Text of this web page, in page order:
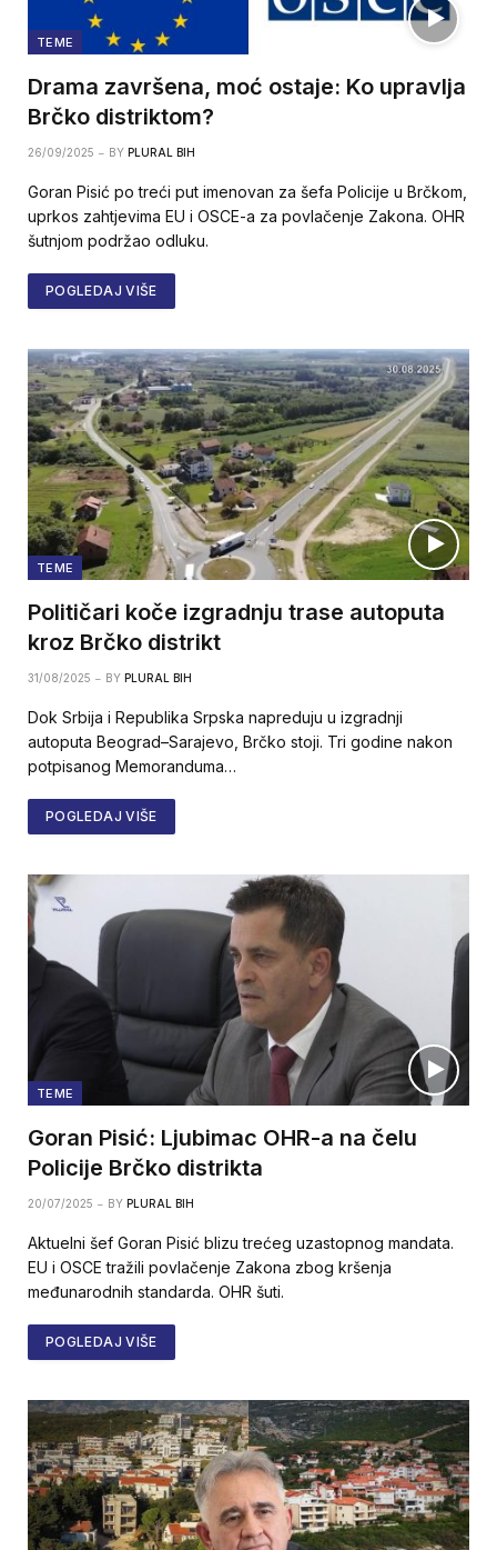
TEME
Drama završena, moć ostaje: Ko upravlja
Brčko distriktom?
26/09/2025 BY PLURAL BIH
Goran Pisić po treći put imenovan za šefa Policije u Brčkom,
uprkos zahtjevima EU i OSCE-a za povlačenje Zakona. OHR
šutnjom podržao odluku.
POGLEDAJ VIŠE
TEME
Političari koče izgradnju trase autoputa
kroz Brčko distrikt
31/08/2025 BY PLURAL BIH
Dok Srbija i Republika Srpska napreduju u izgradnji
autoputa Beograd–Sarajevo, Brčko stoji. Tri godine nakon
potpisanog Memoranduma…
POGLEDAJ VIŠE
TEME
Goran Pisić: Ljubimac OHR-a na čelu
Policije Brčko distrikta
20/07/2025 BY PLURAL BIH
Aktuelni šef Goran Pisić blizu trećeg uzastopnog mandata.
EU i OSCE tražili povlačenje Zakona zbog kršenja
međunarodnih standarda. OHR šuti.
POGLEDAJ VIŠE